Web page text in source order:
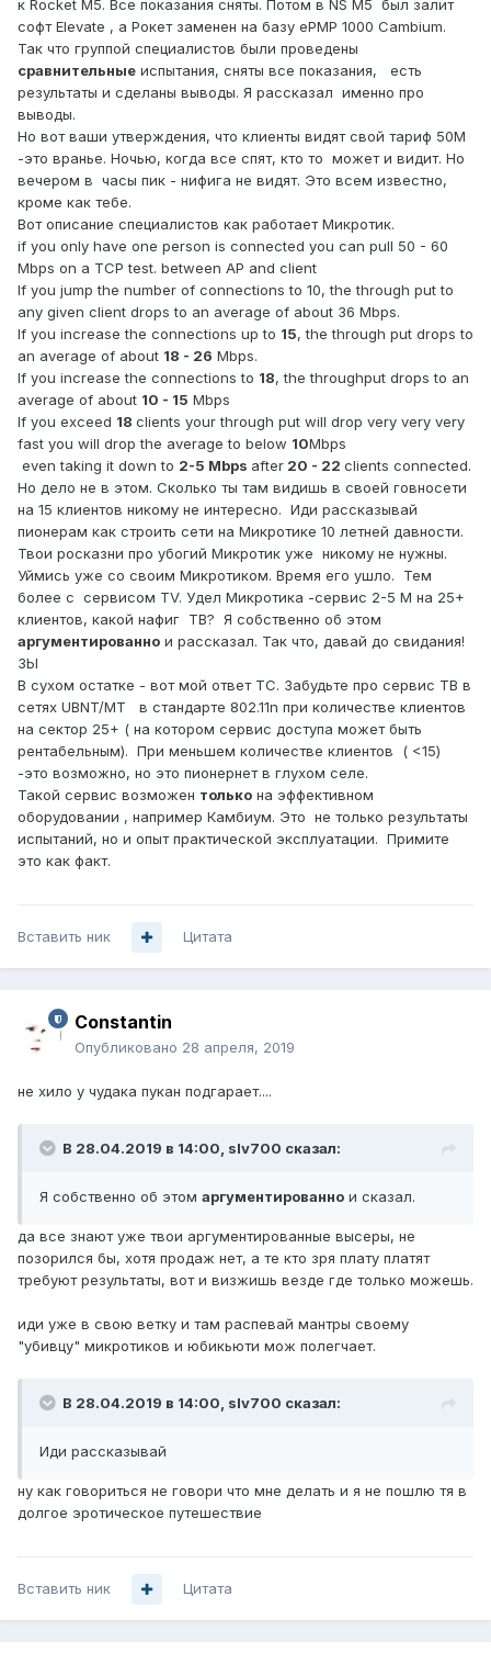
к Rocket M5. Все показания сняты. Потом в NS M5 был залит
софт Elevate , а Рокет заменен на базу ePMP 1000 Cambium.
Так что группой специалистов были проведены
сравнительные испытания, сняты все показания, есть
результаты и сделаны выводы. Я рассказал именно про
выводы.
Но вот ваши утверждения, что клиенты видят свой тариф 50М
-это вранье. Ночью, когда все спят, кто то может и видит. Но
вечером в часы пик - нифига не видят. Это всем известно,
кроме как тебе.
Вот описание специалистов как работает Микротик.
if you only have one person is connected you can pull 50 - 60
Mbps on a TCP test. between AP and client
If you jump the number of connections to 10, the through put to
any given client drops to an average of about 36 Mbps.
If you increase the connections up to 15, the through put drops to
an average of about 18 - 26 Mbps.
If you increase the connections to 18, the throughput drops to an
average of about 10 - 15 Mbps
If you exceed 18 clients your through put will drop very very very
fast you will drop the average to below 10Mbps
even taking it down to 2-5 Mbps after 20 - 22 clients connected.
Но дело не в этом. Сколько ты там видишь в своей говносети
на 15 клиентов никому не интересно. Иди рассказывай
пионерам как строить сети на Микротике 10 летней давности.
Твои росказни про убогий Микротик уже никому не нужны.
Уймись уже со своим Микротиком. Время его ушло. Тем
более с сервисом TV. Удел Микротика -сервис 2-5 М на 25+
клиентов, какой нафиг ТВ? Я собственно об этом
аргументированно и рассказал. Так что, давай до свидания!
ЗЫ
В сухом остатке - вот мой ответ ТС. Забудьте про сервис ТВ в
сетях UBNT/MT в стандарте 802.11n при количестве клиентов
на сектор 25+ ( на котором сервис доступа может быть
рентабельным). При меньшем количестве клиентов ( <15)
-это возможно, но это пионернет в глухом селе.
Такой сервис возможен только на эффективном
оборудовании , например Камбиум. Это не только результаты
испытаний, но и опыт практической эксплуатации. Примите
это как факт.
Вставить ник Цитата
Constantin
Опубликовано 28 апреля, 2019
не хило у чудака пукан подгарает....
В 28.04.2019 в 14:00, slv700 сказал:
Я собственно об этом аргументированно и сказал.
да все знают уже твои аргументированные высеры, не
позорился бы, хотя продаж нет, а те кто зря плату платят
требуют результаты, вот и визжишь везде где только можешь.
иди уже в свою ветку и там распевай мантры своему
"убивцу" микротиков и юбикьюти мож полегчает.
В 28.04.2019 в 14:00, slv700 сказал:
Иди рассказывай
ну как говориться не говори что мне делать и я не пошлю тя в
долгое эротическое путешествие
Вставить ник Цитата